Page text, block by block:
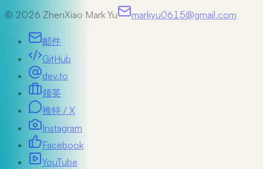
© 2026 ZhenXiao Mark Yu markyu0615@gmail.com
邮件
GitHub
dev.to
领英
推特 / X
Instagram
Facebook
YouTube